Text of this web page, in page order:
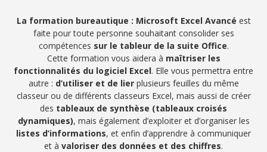
La formation bureautique : Microsoft Excel Avancé est
faite pour toute personne souhaitant consolider ses
compétences sur le tableur de la suite Office.
Cette formation vous aidera à maîtriser les
fonctionnalités du logiciel Excel. Elle vous permettra entre
autre : d’utiliser et de lierplusieurs feuilles du même
classeur ou de différents classeurs Excel, mais aussi de créer
des tableaux de synthèse (tableaux croisés
dynamiques), mais également d’exploiter et d’organiser les
listes d’informations, et enfin d’apprendre à communiquer
et à valoriser des données et des chiffres.